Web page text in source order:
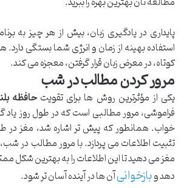
پایداری در یادگیری زبان، بیش از هر چیز به
استفاده بهینه از زمان و انرژی شما بستگی دارد.
کوتاه، در معرض زبان قرار گرفتن، معجزه می کند.
مرور کردن مطالب در شب
یکی از مؤثرترین روش ها برای تقویتحافظه
فراموشی، مرور مطالبی است که در طول روز یاد
خواب. همانطور که پیش تر اشاره شد، مغز در
تثبیت اطلاعات می پردازد. با مرور مطالب در
مغز می دهید تا این اطلاعات را به بهترین شکل
دهد وبازخوانیآن ها در آینده آسان تر شود.